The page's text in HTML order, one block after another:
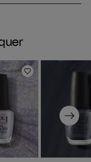
hinzufügen
Zur
Next